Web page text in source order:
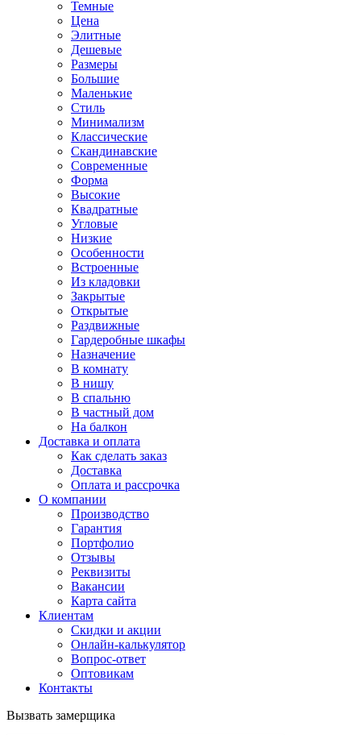
Темные
Цена
Элитные
Дешевые
Размеры
Большие
Маленькие
Стиль
Минимализм
Классические
Скандинавские
Современные
Форма
Высокие
Квадратные
Угловые
Низкие
Особенности
Встроенные
Из кладовки
Закрытые
Открытые
Раздвижные
Гардеробные шкафы
Назначение
В комнату
В нишу
В спальню
В частный дом
На балкон
Доставка и оплата
Как сделать заказ
Доставка
Оплата и рассрочка
О компании
Производство
Гарантия
Портфолио
Отзывы
Реквизиты
Вакансии
Карта сайта
Клиентам
Скидки и акции
Онлайн-калькулятор
Вопрос-ответ
Оптовикам
Контакты
Вызвать замерщика